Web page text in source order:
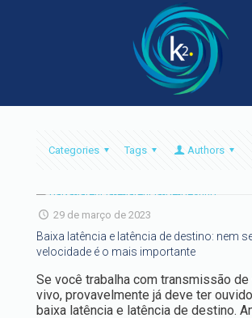
Categories Tags Authors
29 de março de 2023
Baixa latência e latência de destino: nem
velocidade é o mais importante
Se você trabalha com transmissão de
vivo, provavelmente já deve ter
baixa latência e latência de destino.